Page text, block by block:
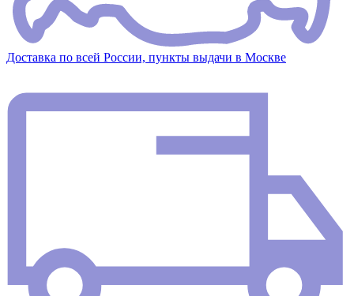
Доставка по всей России, пункты выдачи в Москве